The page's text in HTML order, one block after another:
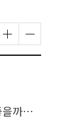
글
자
크
하
기
글
자
크
하
투표